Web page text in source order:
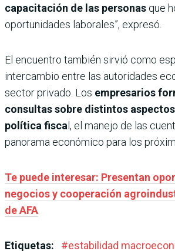
capacitación de las personas que
oportunidades laborales”, expresó.
El encuentro también sirvió como
intercambio entre las autoridades
sector privado. Los empresarios
consultas sobre distintos
política fiscal, el manejo de las
panorama económico para los
Te puede interesar: Presentan
negocios y cooperación
de AFA
Etiquetas: #estabilidad